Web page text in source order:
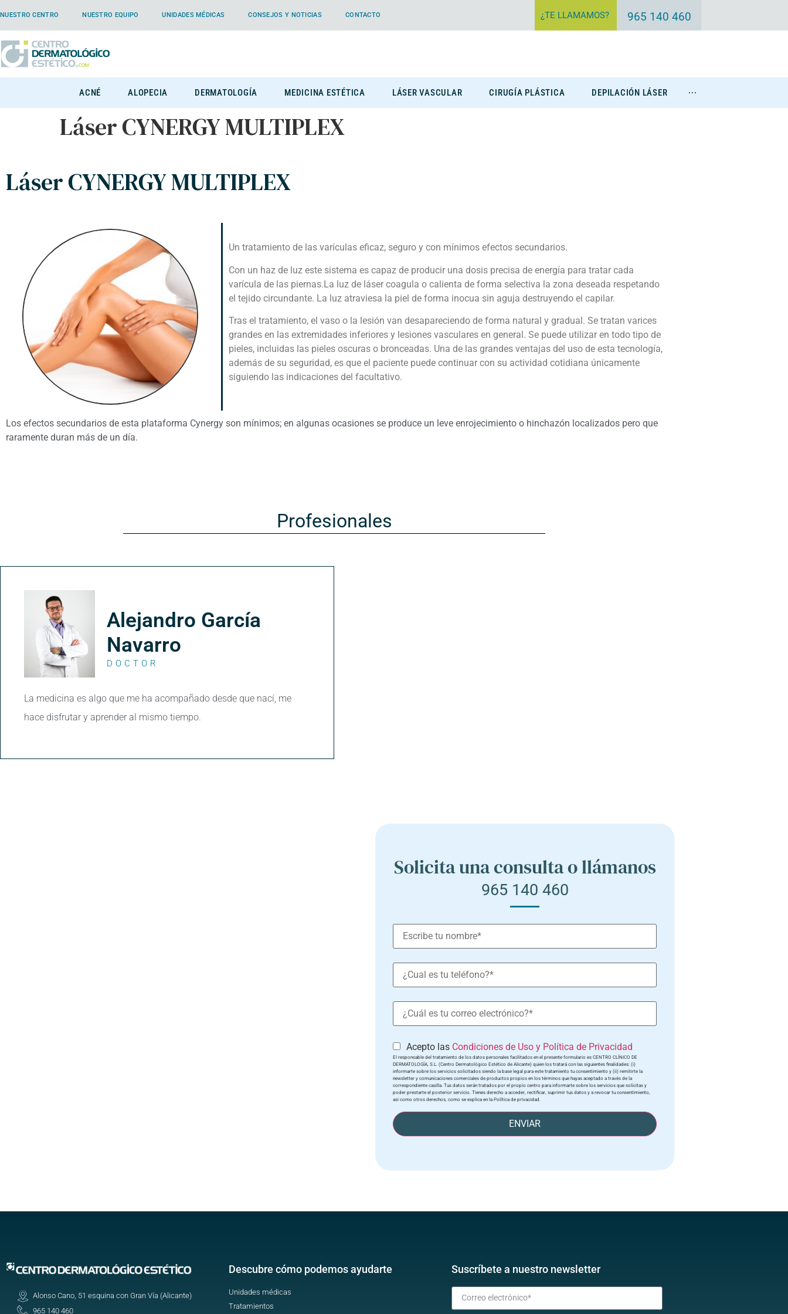
NUESTRO CENTRO NUESTRO EQUIPO UNIDADES MÉDICAS CONSEJOS Y NOTICIAS CONTACTO ¿TE LLAMAMOS? 965 140 460
ACNÉ ALOPECIA DERMATOLOGÍA MEDICINA ESTÉTICA LÁSER VASCULAR CIRUGÍA PLÁSTICA DEPILACIÓN LÁSER ···
Láser CYNERGY MULTIPLEX
Láser CYNERGY MULTIPLEX
Un tratamiento de las varículas eficaz, seguro y con mínimos efectos secundarios.
Con un haz de luz este sistema es capaz de producir una dosis precisa de energía para tratar cada
varícula de las piernas.La luz de láser coagula o calienta de forma selectiva la zona deseada respetando
el tejido circundante. La luz atraviesa la piel de forma inocua sin aguja destruyendo el capilar.
Tras el tratamiento, el vaso o la lesión van desapareciendo de forma natural y gradual. Se tratan varices
grandes en las extremidades inferiores y lesiones vasculares en general. Se puede utilizar en todo tipo de
pieles, incluidas las pieles oscuras o bronceadas. Una de las grandes ventajas del uso de esta tecnología,
además de su seguridad, es que el paciente puede continuar con su actividad cotidiana únicamente
siguiendo las indicaciones del facultativo.
Los efectos secundarios de esta plataforma Cynergy son mínimos; en algunas ocasiones se produce un leve enrojecimiento o hinchazón localizados pero que
raramente duran más de un día.
Profesionales
Alejandro García
Navarro
DOCTOR
La medicina es algo que me ha acompañado desde que nací, me
hace disfrutar y aprender al mismo tiempo.
Solicita una consulta o llámanos
965 140 460
Acepto las Condiciones de Uso y Política de Privacidad
El responsable del tratamiento de los datos personales facilitados en el presente formulario es CENTRO CLÍNICO DE
DERMATOLOGÍA, S.L. (Centro Dermatológico Estético de Alicante) quien los tratará con las siguientes finalidades: (i)
informarte sobre los servicios solicitados siendo la base legal para este tratamiento tu consentimiento y (ii) remitirte la
newsletter y comunicaciones comerciales de productos propios en los términos que hayas aceptado a través de la
correspondiente casilla. Tus datos serán tratados por el propio centro para informarte sobre los servicios que solicitas y
poder prestarte el posterior servicio. Tienes derecho a acceder, rectificar, suprimir tus datos y a revocar tu consentimiento,
así como otros derechos, como se explica en la Política de privacidad.
ENVIAR
Alonso Cano, 51 esquina con Gran Vía (Alicante)
965 140 460
Descubre cómo podemos ayudarte
Unidades médicas
Tratamientos
Suscríbete a nuestro newsletter